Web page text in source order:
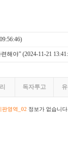
해야” (2024-11-21
독자투고
판영역_02 정보가 없습니다.